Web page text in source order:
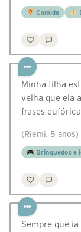
Comida
Minha filha
velha que ela
frases
(Riemi, 5 anos)
Brinquedos e
Sempre que